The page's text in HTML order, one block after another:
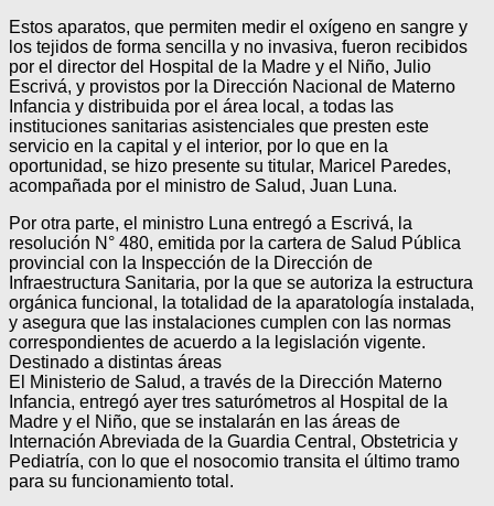
Estos aparatos, que permiten medir el oxígeno en sangre y
los tejidos de forma sencilla y no invasiva, fueron recibidos
por el director del Hospital de la Madre y el Niño, Julio
Escrivá, y provistos por la Dirección Nacional de Materno
Infancia y distribuida por el área local, a todas las
instituciones sanitarias asistenciales que presten este
servicio en la capital y el interior, por lo que en la
oportunidad, se hizo presente su titular, Maricel Paredes,
acompañada por el ministro de Salud, Juan Luna.
Por otra parte, el ministro Luna entregó a Escrivá, la
resolución N° 480, emitida por la cartera de Salud Pública
provincial con la Inspección de la Dirección de
Infraestructura Sanitaria, por la que se autoriza la estructura
orgánica funcional, la totalidad de la aparatología instalada,
y asegura que las instalaciones cumplen con las normas
correspondientes de acuerdo a la legislación vigente.
Destinado a distintas áreas
El Ministerio de Salud, a través de la Dirección Materno
Infancia, entregó ayer tres saturómetros al Hospital de la
Madre y el Niño, que se instalarán en las áreas de
Internación Abreviada de la Guardia Central, Obstetricia y
Pediatría, con lo que el nosocomio transita el último tramo
para su funcionamiento total.